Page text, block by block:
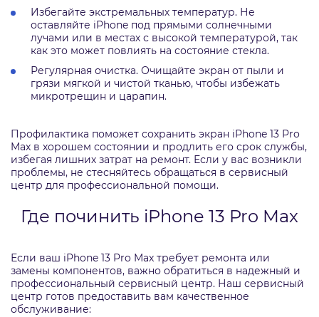
Избегайте экстремальных температур. Не
оставляйте iPhone под прямыми солнечными
лучами или в местах с высокой температурой, так
как это может повлиять на состояние стекла.
Регулярная очистка. Очищайте экран от пыли и
грязи мягкой и чистой тканью, чтобы избежать
микротрещин и царапин.
Профилактика поможет сохранить экран iPhone 13 Pro
Max в хорошем состоянии и продлить его срок службы,
избегая лишних затрат на ремонт. Если у вас возникли
проблемы, не стесняйтесь обращаться в сервисный
центр для профессиональной помощи.
Где починить iPhone 13 Pro Max
Если ваш iPhone 13 Pro Max требует ремонта или
замены компонентов, важно обратиться в надежный и
профессиональный сервисный центр. Наш сервисный
центр готов предоставить вам качественное
обслуживание: